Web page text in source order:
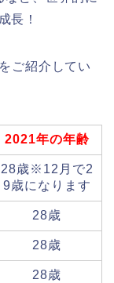
長！
ご紹介してい
2021年の年齢
28歳※12月で2
9歳になります
28歳
28歳
28歳